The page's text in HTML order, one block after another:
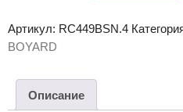
STACCATO
Артикул: RC449BSN.4
BOYARD
Описание